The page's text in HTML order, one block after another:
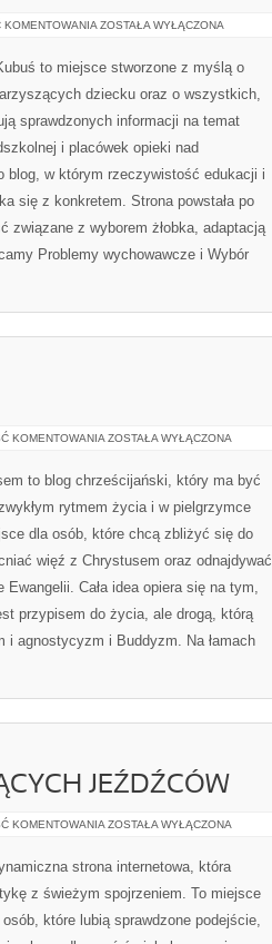
KOMENTOWANIA ROZWÓJ
SPOŁECZNY
ZOSTAŁA WYŁĄCZONA
to miejsce stworzone z myślą o
dziecku oraz o wszystkich,
sprawdzonych informacji na temat
i placówek opieki nad
blog, w którym rzeczywistość edukacji i
się z konkretem. Strona powstała po
związane z wyborem żłobka, adaptacją
Problemy wychowawcze i Wybór
KOMENTOWANIA CHRZEŚCIJAŃSTWO
ZOSTAŁA WYŁĄCZONA
to blog chrześcijański, który ma być
rytmem życia i w pielgrzymce
dla osób, które chcą zbliżyć się do
więź z Chrystusem oraz odnajdywać
Ewangelii. Cała idea opiera się na tym,
przypisem do życia, ale drogą, którą
agnostycyzm i Buddyzm. Na łamach
JEŹDŹCÓW
KOMENTOWANIA PORADY
JEŹDŹCÓW
ZOSTAŁA WYŁĄCZONA
strona internetowa, która
z świeżym spojrzeniem. To miejsce
które lubią sprawdzone podejście,